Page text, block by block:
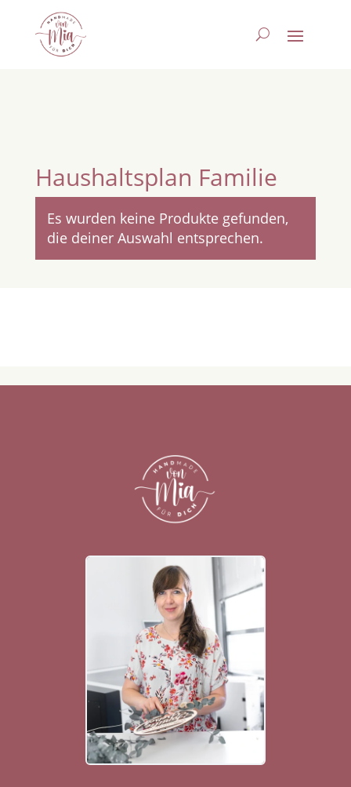
Haushaltsplan Familie
Es wurden keine Produkte gefunden,
die deiner Auswahl entsprechen.